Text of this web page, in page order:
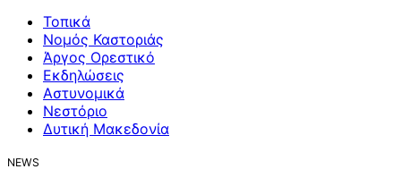
Τοπικά
Νομός Καστοριάς
Άργος Ορεστικό
Εκδηλώσεις
Αστυνομικά
Νεστόριο
Δυτική Μακεδονία
NEWS